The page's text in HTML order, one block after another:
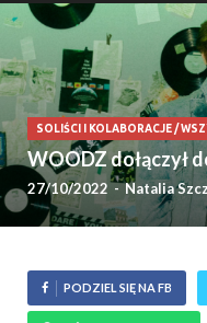
SOLIŚCI I KOLABORACJE/
WOODZ dołączył
27/10/2022-Natalia
PODZIEL SIĘ NA FB